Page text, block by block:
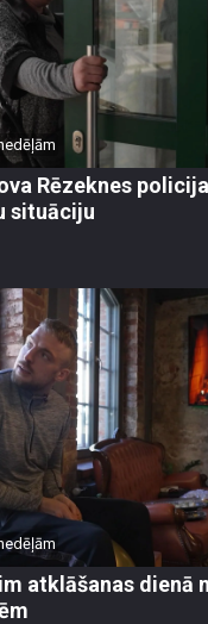
Rēzeknes
situāciju
atklāšanas dienā